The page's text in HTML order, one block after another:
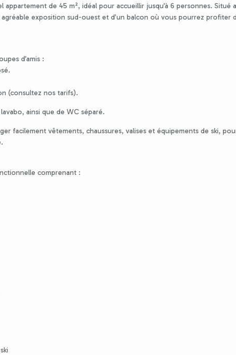
de 45 m², idéal pour accueillir jusqu’à 6 personnes. Situé
agréable exposition sud-ouest et d’un balcon où vous pourrez profiter
d’amis :
(consultez nos tarifs).
ainsi que de WC séparé.
facilement vêtements, chaussures, valises et équipements de ski,
comprenant :